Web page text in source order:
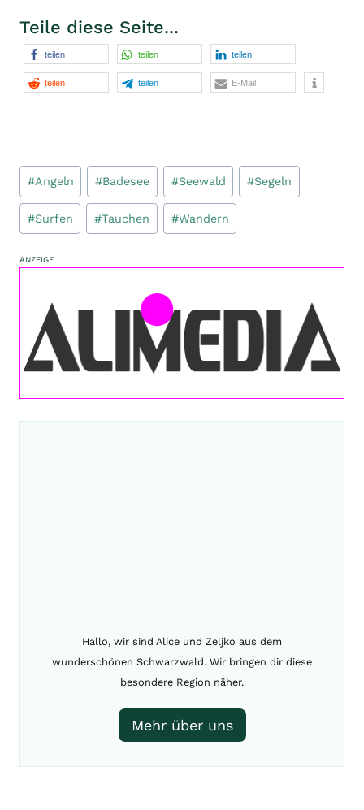
Teile diese Seite...
teilen teilen teilen
teilen teilen E-Mail
Schlagworte:
#Angeln #Badesee #Seewald #Segeln
#Surfen #Tauchen #Wandern
ANZEIGE
Hallo, wir sind Alice und Zeljko aus dem
wunderschönen Schwarzwald. Wir bringen dir diese
besondere Region näher.
Mehr über uns